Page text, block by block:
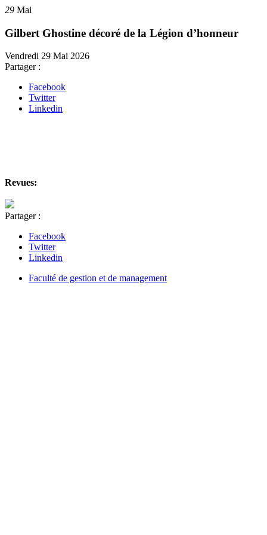
29 Mai
Gilbert Ghostine décoré de la Légion d’honneur
Vendredi 29 Mai 2026
Partager :
Facebook
Twitter
Linkedin
Revues:
Partager :
Facebook
Twitter
Linkedin
Faculté de gestion et de management